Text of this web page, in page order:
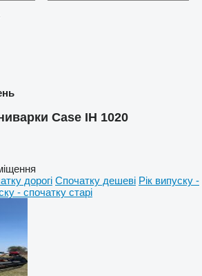
Case IH 1020
дорогі Спочатку дешеві Рік випуску -
- спочатку старі